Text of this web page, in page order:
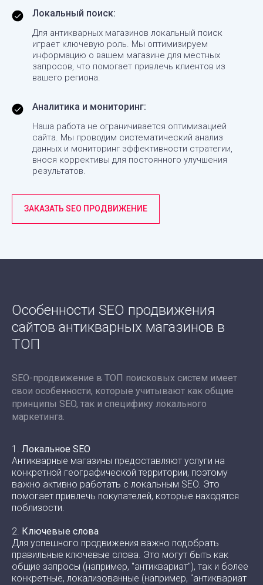
Локальный поиск:
Для антикварных магазинов локальный поиск
играет ключевую роль. Мы оптимизируем
информацию о вашем магазине для местных
запросов, что помогает привлечь клиентов из
вашего региона.
Аналитика и мониторинг:
Наша работа не ограничивается оптимизацией
сайта. Мы проводим систематический анализ
данных и мониторинг эффективности стратегии,
внося коррективы для постоянного улучшения
результатов.
ЗАКАЗАТЬ SEO ПРОДВИЖЕНИЕ
Особенности SEO продвижения
сайтов антикварных магазинов в
ТОП
SEO-продвижение в ТОП поисковых систем имеет
свои особенности, которые учитывают как общие
принципы SEO, так и специфику локального
маркетинга.
1. Локальное SEO
Антикварные магазины предоставляют услуги на
конкретной географической территории, поэтому
важно активно работать с локальным SEO. Это
помогает привлечь покупателей, которые находятся
поблизости.
2. Ключевые слова
Для успешного продвижения важно подобрать
правильные ключевые слова. Это могут быть как
общие запросы (например, "антиквариат"), так и более
конкретные, локализованные (например, "антиквариат